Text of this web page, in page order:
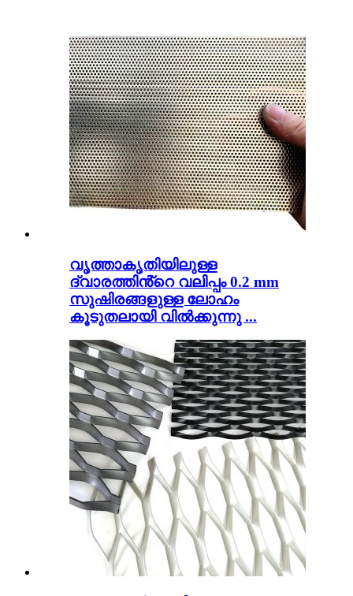
വൃത്താകൃതിയിലുള്ള
ദ്വാരത്തിൻ്റെ വലിപ്പം 0.2 mm
സുഷിരങ്ങളുള്ള ലോഹം
കൂടുതലായി വിൽക്കുന്നു ...